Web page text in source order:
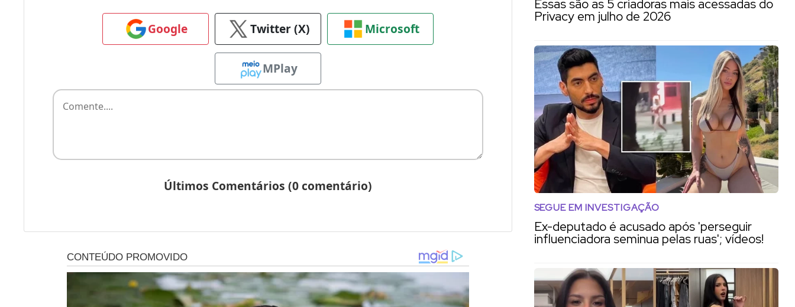
Essas são as 5 criadoras mais acessadas do
Privacy em julho de 2026
SEGUE EM INVESTIGAÇÃO
Ex-deputado é acusado após 'perseguir
influenciadora seminua pelas ruas'; vídeos!